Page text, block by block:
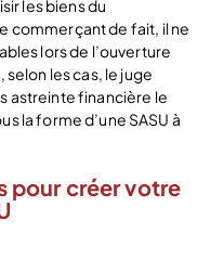
les biens du
commerçant de fait, il ne
lors de l’ouverture
les cas, le juge
astreinte financière le
la forme d’une SASU à
pour créer votre